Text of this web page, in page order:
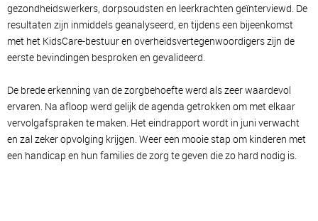
gezondheidswerkers, dorpsoudsten en leerkrachten geïnterviewd. De
resultaten zijn inmiddels geanalyseerd, en tijdens een bijeenkomst
met het KidsCare-bestuur en overheidsvertegenwoordigers zijn de
eerste bevindingen besproken en gevalideerd.
De brede erkenning van de zorgbehoefte werd als zeer waardevol
ervaren. Na afloop werd gelijk de agenda getrokken om met elkaar
vervolgafspraken te maken. Het eindrapport wordt in juni verwacht
en zal zeker opvolging krijgen. Weer een mooie stap om kinderen met
een handicap en hun families de zorg te geven die zo hard nodig is.